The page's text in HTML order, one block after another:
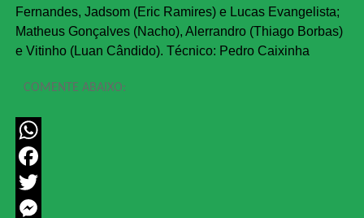
Fernandes, Jadsom (Eric Ramires) e Lucas Evangelista;
Matheus Gonçalves (Nacho), Alerrandro (Thiago Borbas)
e Vitinho (Luan Cândido). Técnico: Pedro Caixinha
COMENTE ABAIXO:
WhatsApp
Facebook
Twitter